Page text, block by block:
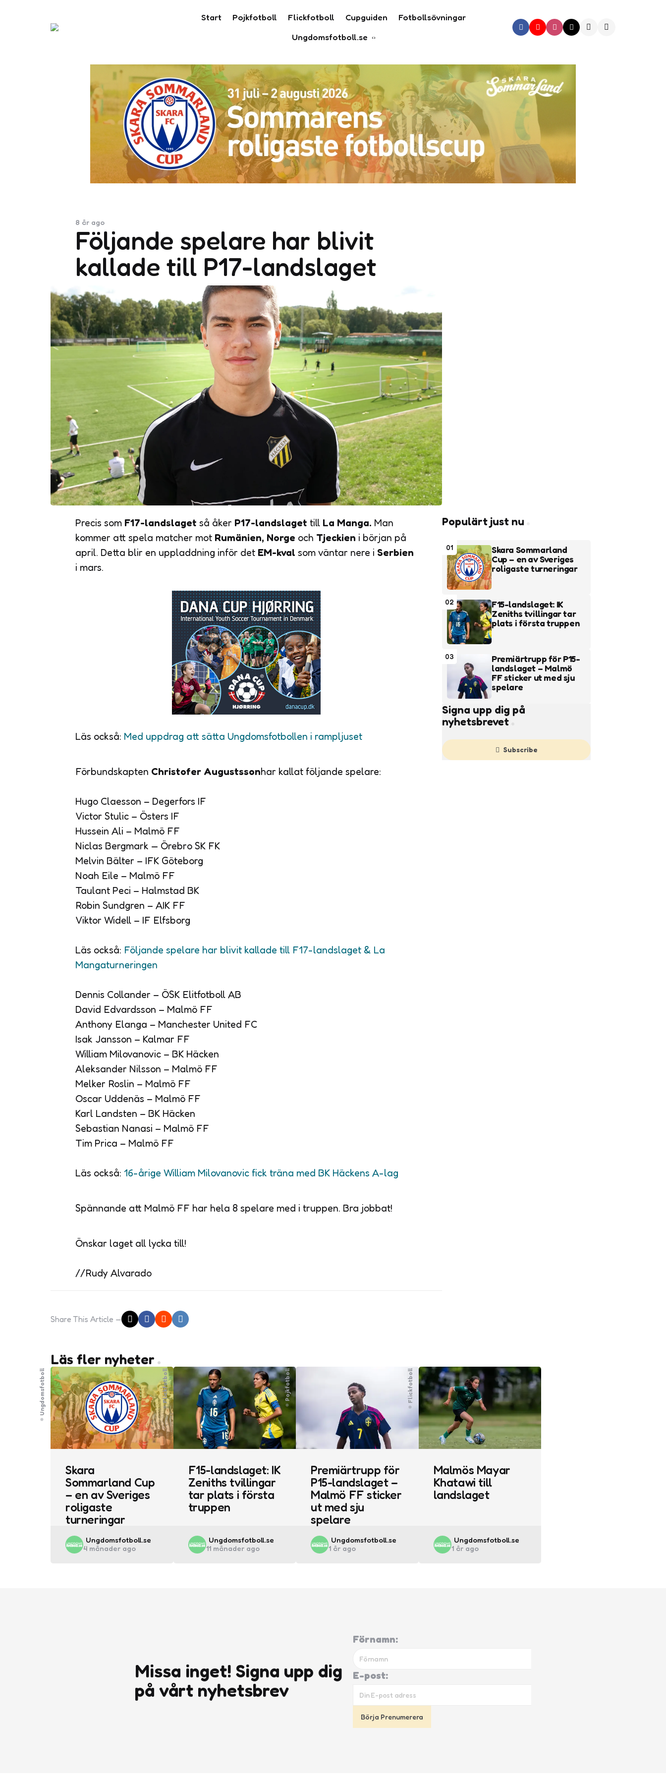
Start Pojkfotboll Flickfotboll Cupguiden
Fotbollsövningar
Ungdomsfotboll.se
Följande spelare har blivit
kallade till P17-landslaget
8 år ago
Precis som F17-landslaget så åker P17-landslaget till La Manga. Man
kommer att spela matcher mot Rumänien, Norge och Tjeckien i början på
april. Detta blir en uppladdning inför det EM-kval som väntar nere i Serbien
i mars.
Läs också: Med uppdrag att sätta Ungdomsfotbollen i rampljuset
Förbundskapten Christofer Augustssonhar kallat följande spelare:
Hugo Claesson – Degerfors IF
Victor Stulic – Östers IF
Hussein Ali – Malmö FF
Niclas Bergmark — Örebro SK FK
Melvin Bälter – IFK Göteborg
Noah Eile – Malmö FF
Taulant Peci – Halmstad BK
Robin Sundgren – AIK FF
Viktor Widell – IF Elfsborg
Läs också: Följande spelare har blivit kallade till F17-landslaget & La
Mangaturneringen
Dennis Collander – ÖSK Elitfotboll AB
David Edvardsson – Malmö FF
Anthony Elanga – Manchester United FC
Isak Jansson – Kalmar FF
William Milovanovic – BK Häcken
Aleksander Nilsson – Malmö FF
Melker Roslin – Malmö FF
Oscar Uddenäs – Malmö FF
Karl Landsten – BK Häcken
Sebastian Nanasi – Malmö FF
Tim Prica – Malmö FF
Läs också: 16-årige William Milovanovic fick träna med BK Häckens A-lag
Spännande att Malmö FF har hela 8 spelare med i truppen. Bra jobbat!
Önskar laget all lycka till!
//Rudy Alvarado
Share This Article
Populärt just nu
01
Skara Sommarland
Cup – en av Sveriges
roligaste turneringar
02
F15-landslaget: IK
Zeniths tvillingar tar
plats i första truppen
03
Premiärtrupp för P15-
landslaget – Malmö
FF sticker ut med sju
spelare
Signa upp dig på
nyhetsbrevet
Subscribe
Läs fler nyheter
Ungdomsfotboll
Skara
Sommarland Cup
– en av Sveriges
roligaste
turneringar
Posted
by
Ungdomsfotboll.se
4 månader ago
Flickfotboll
F15-landslaget: IK
Zeniths tvillingar
tar plats i första
truppen
Posted
by
Ungdomsfotboll.se
11 månader ago
Pojkfotboll
Premiärtrupp för
P15-landslaget –
Malmö FF sticker
ut med sju
spelare
Posted
by
Ungdomsfotboll.se
1 år ago
Flickfotboll
Malmös Mayar
Khatawi till
landslaget
Posted
by
Ungdomsfotboll.se
1 år ago
Missa inget! Signa upp dig
på vårt nyhetsbrev
Förnamn:
E-post: